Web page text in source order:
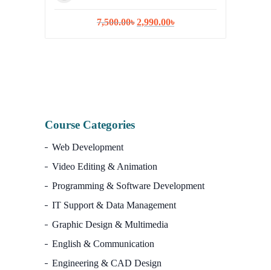
7,500.00৳ Original
2,990.00৳Current
Course Categories
Web Development
Video Editing & Animation
Programming & Software Development
IT Support & Data Management
Graphic Design & Multimedia
English & Communication
Engineering & CAD Design